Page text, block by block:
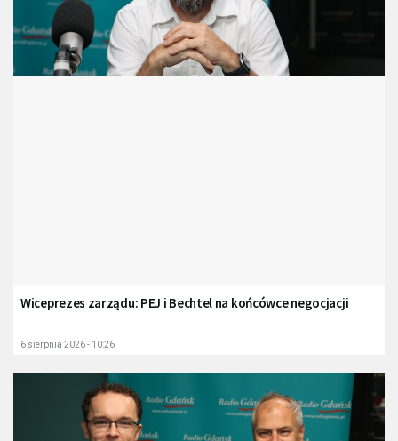
Wiceprezes zarządu: PEJ i Bechtel na końcówce negocjacji
6 sierpnia 2026 - 10:26